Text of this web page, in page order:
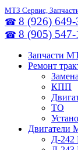
МТЗ Сервис,
☎ 8 (926) 649-
☎ 8 (905) 547-
Запчасти
Ремонт
КПП
ТО
Двигатели
Д-